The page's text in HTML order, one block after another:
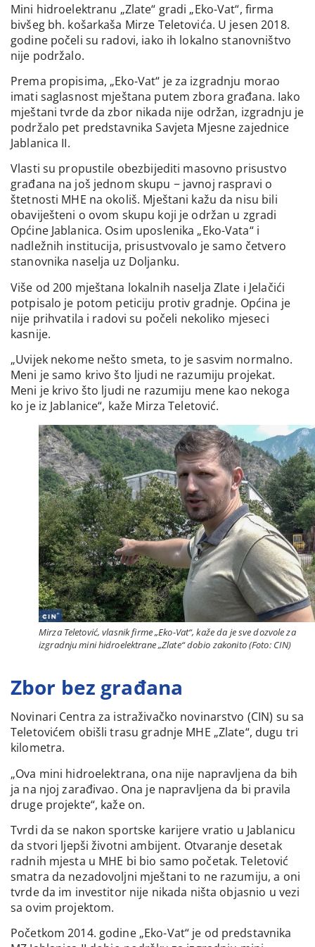
Mini hidroelektranu „Zlate“ gradi „Eko-Vat“, firma
bivšeg bh. košarkaša Mirze Teletovića. U jesen 2018.
godine počeli su radovi, iako ih lokalno stanovništvo
nije podržalo.
Prema propisima, „Eko-Vat“ je za izgradnju morao
imati saglasnost mještana putem zbora građana. Iako
mještani tvrde da zbor nikada nije održan, izgradnju je
podržalo pet predstavnika Savjeta Mjesne zajednice
Jablanica II.
Vlasti su propustile obezbijediti masovno prisustvo
građana na još jednom skupu − javnoj raspravi o
štetnosti MHE na okoliš. Mještani kažu da nisu bili
obaviješteni o ovom skupu koji je održan u zgradi
Općine Jablanica. Osim uposlenika „Eko-Vata“ i
nadležnih institucija, prisustvovalo je samo četvero
stanovnika naselja uz Doljanku.
Više od 200 mještana lokalnih naselja Zlate i Jelačići
potpisalo je potom peticiju protiv gradnje. Općina je
nije prihvatila i radovi su počeli nekoliko mjeseci
kasnije.
„Uvijek nekome nešto smeta, to je sasvim normalno.
Meni je samo krivo što ljudi ne razumiju projekat.
Meni je krivo što ljudi ne razumiju mene kao nekoga
ko je iz Jablanice“, kaže Mirza Teletović.
Mirza Teletović, vlasnik firme „Eko-Vat“, kaže da je sve dozvole za
izgradnju mini hidroelektrane „Zlate“ dobio zakonito (Foto: CIN)
Zbor bez građana
Novinari Centra za istraživačko novinarstvo (CIN) su sa
Teletovićem obišli trasu gradnje MHE „Zlate“, dugu tri
kilometra.
„Ova mini hidroelektrana, ona nije napravljena da bih
ja na njoj zarađivao. Ona je napravljena da bi pravila
druge projekte“, kaže on.
Tvrdi da se nakon sportske karijere vratio u Jablanicu
da stvori ljepši životni ambijent. Otvaranje desetak
radnih mjesta u MHE bi bio samo početak. Teletović
smatra da nezadovoljni mještani to ne razumiju, a oni
tvrde da im investitor nije nikada ništa objasnio u vezi
sa ovim projektom.
Početkom 2014. godine „Eko-Vat“ je od predstavnika